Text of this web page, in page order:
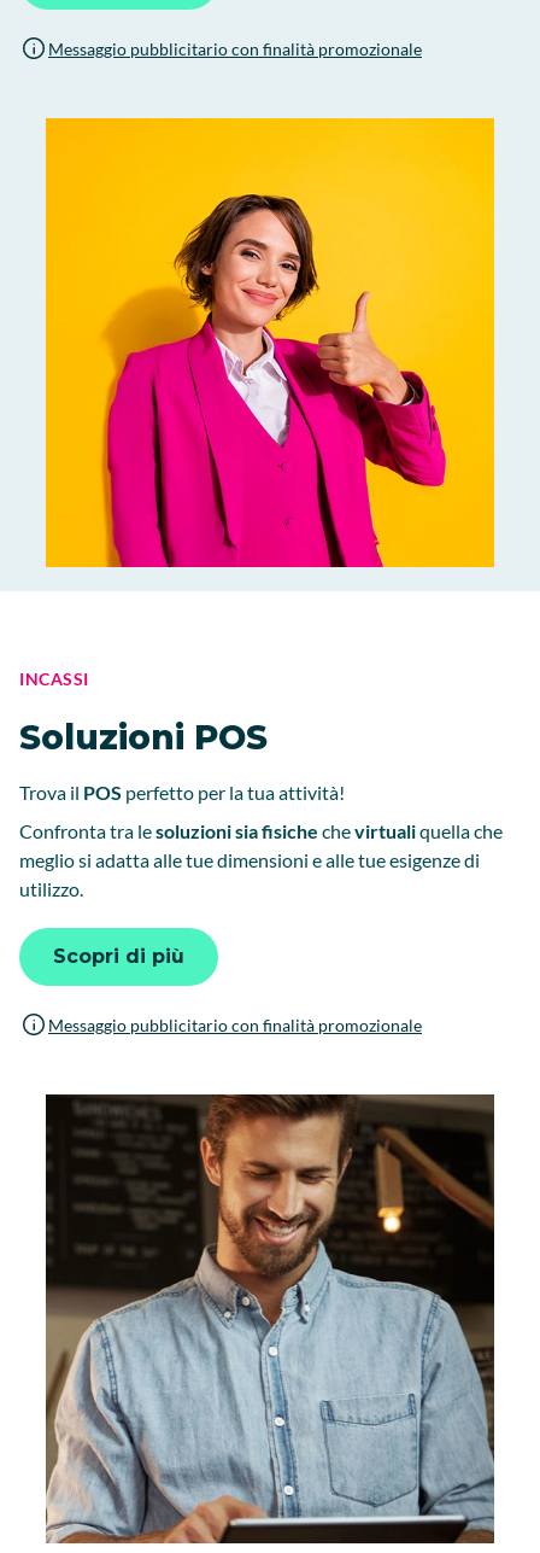
Messaggio pubblicitario con finalità promozionale
INCASSI
Soluzioni POS
Trova il POS perfetto per la tua attività!
Confronta tra lesoluzioni sia fisiche chevirtualiquella che
meglio si adatta alle tue dimensioni e alle tue esigenze di
utilizzo.
Scopri di più
Messaggio pubblicitario con finalità promozionale